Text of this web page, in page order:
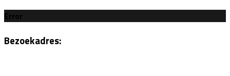
Error
Bezoekadres: